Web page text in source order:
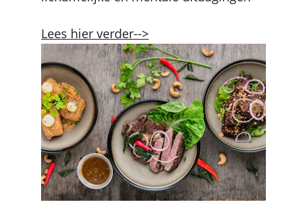
Lees hier verder-->